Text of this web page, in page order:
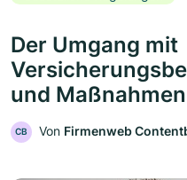
Der Umgang mit
und Maßnahmen
CB Von Firmenweb